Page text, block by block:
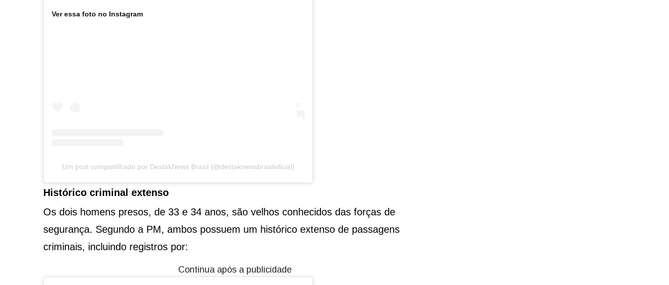
Ver essa foto no Instagram
Um post compartilhado por DestakNews Brasil (@destaknewsbrasiloficial)
Histórico criminal extenso
Os dois homens presos, de 33 e 34 anos, são velhos conhecidos das forças de
segurança. Segundo a PM, ambos possuem um histórico extenso de passagens
criminais, incluindo registros por:
Continua após a publicidade